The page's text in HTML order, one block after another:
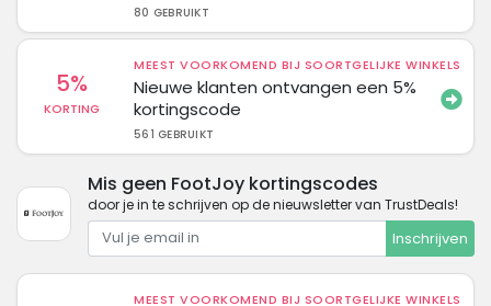
80 GEBRUIKT
5%
KORTING
MEEST VOORKOMEND BIJ SOORTGELIJKE WINKELS
Nieuwe klanten ontvangen een 5%
kortingscode
561 GEBRUIKT
Mis geen FootJoy kortingscodes
door je in te schrijven op de nieuwsletter van TrustDeals!
Inschrijven
MEEST VOORKOMEND BIJ SOORTGELIJKE WINKELS